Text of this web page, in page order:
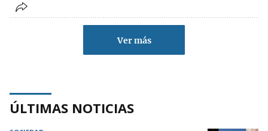
Ver más
ÚLTIMAS NOTICIAS